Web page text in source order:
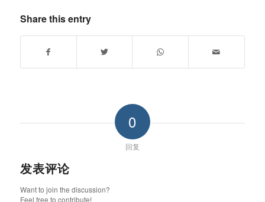
Share this entry
0
回复
发表评论
Want to join the discussion?
Feel free to contribute!